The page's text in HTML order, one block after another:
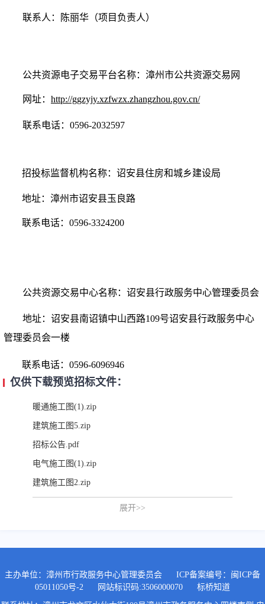
联系人： 陈丽华（项目负责人）
公共资源电子交易平台名称： 漳州市公共资源交易网
网址： http://ggzyjy.xzfwzx.zhangzhou.gov.cn/
联系电话： 0596-2032597
招投标监督机构名称： 诏安县住房和城乡建设局
地址： 漳州市诏安县玉良路
联系电话： 0596-3324200
公共资源交易中心名称： 诏安县行政服务中心管理委员会
地址： 诏安县南诏镇中山西路109号诏安县行政服务中心
管理委员会一楼
联系电话： 0596-6096946
仅供下载预览招标文件：
暖通施工图(1).zip
建筑施工图5.zip
招标公告.pdf
电气施工图(1).zip
建筑施工图2.zip
建筑施工图4.zip
展开>>
主办单位：漳州市行政服务中心管理委员会 ICP备案编号： 闽ICP备
05011050号-2
网站标识码:3506000070 标桥知道